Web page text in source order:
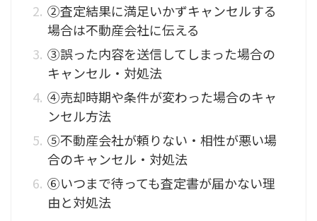
②査定結果に満足いかずキャンセルする
場合は不動産会社に伝える
③誤った内容を送信してしまった場合の
キャンセル・対処法
④売却時期や条件が変わった場合のキャ
ンセル方法
⑤不動産会社が頼りない・相性が悪い場
合のキャンセル・対処法
⑥いつまで待っても査定書が届かない理
由と対処法